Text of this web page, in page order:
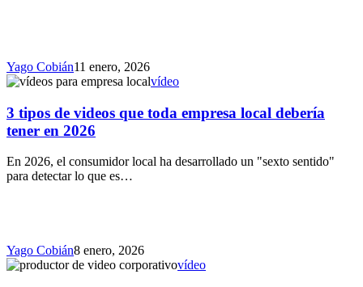
Yago Cobián11 enero, 2026
vídeo
3 tipos de videos que toda empresa local debería
tener en 2026
En 2026, el consumidor local ha desarrollado un "sexto sentido"
para detectar lo que es…
Yago Cobián8 enero, 2026
vídeo